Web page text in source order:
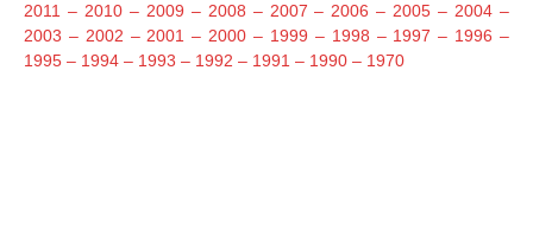
2011 – 2010– 2009 – 2008 – 2007 – 2006 – 2005 – 2004 –
2003 – 2002 – 2001 – 2000 – 1999 – 1998 – 1997 – 1996 –
1995 – 1994 – 1993 – 1992 – 1991 – 1990 – 1970